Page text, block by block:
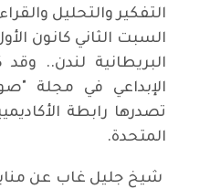
التفكير والتحليل
السبت الثاني كانون
البريطانية لندن..
تصدرها رابطة
المتحدة.
شيخ جليل غاب عن